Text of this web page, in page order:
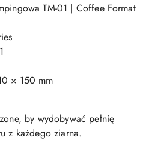
TM-01 | Coffee Format
× 150 mm
by wydobywać pełnię
z każdego ziarna.